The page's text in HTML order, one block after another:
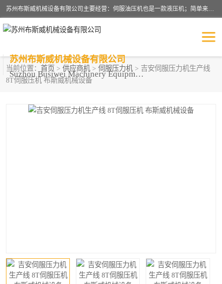
苏州布斯威机械设备有限公司主要经营：伺服油压机也是一款液压机；简单来说，传统的油压机，选用的是普通电机，普通电机容易发热，容易烧坏。伺服油压机采用先进的伺服电机，一般选用汇川 、日本大金、台达等品牌。伺服电机配套伺服泵还有伺服驱动器等部件，这样机器的电机过热，能耗的控制、机器工作的噪音都得到了完美的解决。
苏州布斯威机械设备有限公司
Suzhou Busiwei Machinery Equipment Co., Ltd.
当前位置： 首页 > 供应商机 > 伺服压力机 > 吉安伺服压力机生产线
8T伺服压机 布斯威机械设备
单柱油压机-C型油压机
数控油压机-伺服油压机 伺服压力机-电子压力机